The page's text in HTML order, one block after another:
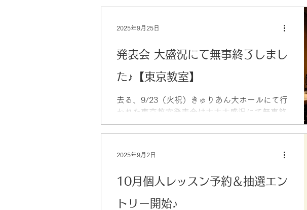
発表会 大盛況にて無事終了しまし
た♪【東京教室】
去る、9/23（火祝）きゅりあん大ホールにて行
われた東京教室発表会は大大大盛況にて無事終
了しました。 6時間に及ぶ長丁場の本番は、毎
回出る方も観るほうも体力勝負の発表会です。
てくださったご来場の皆様、本当にありがとう
2025年9月25日
10月個人レッスン予約＆抽選エン
トリー開始♪
2025年9月2日